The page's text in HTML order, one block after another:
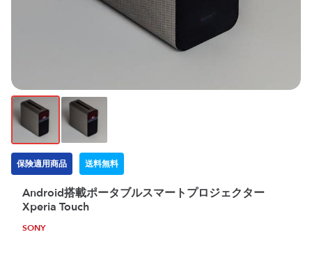
保険適用商品 送料無料
Android搭載ポータブルスマートプロジェクター
Xperia Touch
SONY